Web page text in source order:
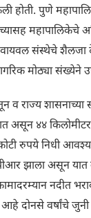
होती. पुणे
महापालिकेचे
संस्थेचे
मोठ्या संख्येने
व राज्य शासनाच्या
असून ४४
रुपये निधी
झाला असून यात
नदीत
दोनसे वर्षांचे जुनी